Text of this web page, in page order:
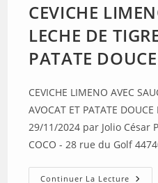
CEVICHE
LECHE DE
PATATE DOUCE
CEVICHE LIMENO AVEC
AVOCAT ET PATATE
29/11/2024 par Jolio César
COCO - 28 rue du Golf
Continuer La Lecture